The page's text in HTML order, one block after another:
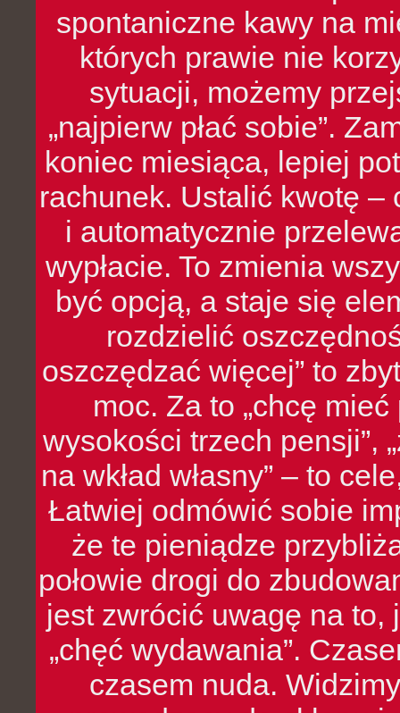
spontaniczne kawy na
których prawie nie
sytuacji, możemy
„najpierw płać sobie”.
koniec miesiąca, lepiej
rachunek. Ustalić kwotę
i automatycznie
wypłacie. To zmienia
być opcją, a staje się
rozdzielić
oszczędzać więcej” to
moc. Za to „chcę
wysokości trzech pensji”,
na wkład własny” – to
Łatwiej odmówić sobie
że te pieniądze
połowie drogi do
jest zwrócić uwagę na to,
„chęć wydawania”.
czasem nuda.